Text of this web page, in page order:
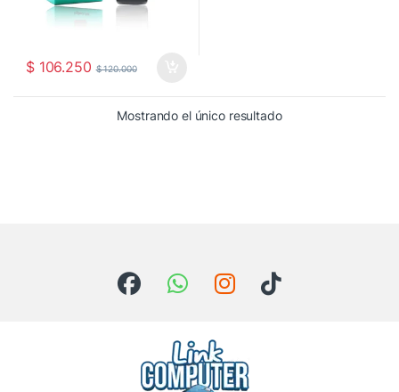
$106.250 $120.000
Mostrando el único resultado